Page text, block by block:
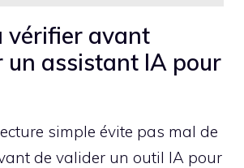
vérifier avant
un assistant IA pour
simple évite pas mal de
de valider un outil IA pour